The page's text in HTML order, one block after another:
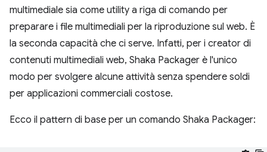
multimediale sia come utility a riga di comando per
preparare i file multimediali per la riproduzione sul web. È
la seconda capacità che ci serve. Infatti, per i creator di
contenuti multimediali web, Shaka Packager è l'unico
modo per svolgere alcune attività senza spendere soldi
per applicazioni commerciali costose.
Ecco il pattern di base per un comando Shaka Packager: